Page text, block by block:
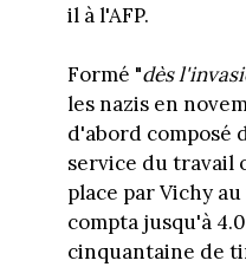
il à l'AFP.
Formé "dès
les nazis en
d'abord composé
service du travail
place par Vichy
compta jusqu'à
cinquantaine de